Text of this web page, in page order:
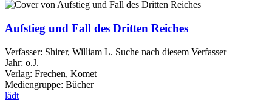
Aufstieg und Fall des Dritten Reiches
Verfasser: Shirer, William L. Suche nach diesem Verfasser
Jahr: o.J.
Verlag: Frechen, Komet
Mediengruppe: Bücher
lädt